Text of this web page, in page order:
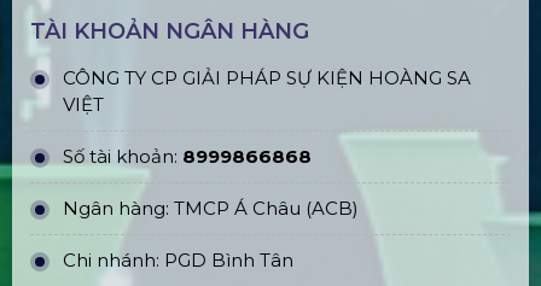
TÀI KHOẢN NGÂN HÀNG
CÔNG TY CP GIẢI PHÁP SỰ KIỆN HOÀNG SA
VIỆT
Số tài khoản: 8999866868
Ngân hàng: TMCP Á Châu (ACB)
Chi nhánh: PGD Bình Tân